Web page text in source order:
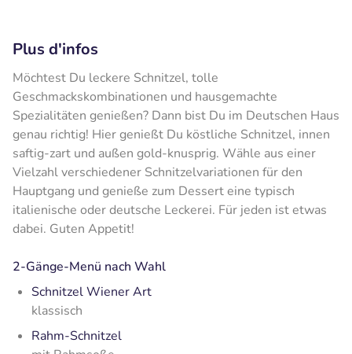
Plus d'infos
Möchtest Du leckere Schnitzel, tolle
Geschmackskombinationen und hausgemachte
Spezialitäten genießen? Dann bist Du im Deutschen Haus
genau richtig! Hier genießt Du köstliche Schnitzel, innen
saftig-zart und außen gold-knusprig. Wähle aus einer
Vielzahl verschiedener Schnitzelvariationen für den
Hauptgang und genieße zum Dessert eine typisch
italienische oder deutsche Leckerei. Für jeden ist etwas
dabei. Guten Appetit!
2-Gänge-Menü nach Wahl
Schnitzel Wiener Art
klassisch
Rahm-Schnitzel